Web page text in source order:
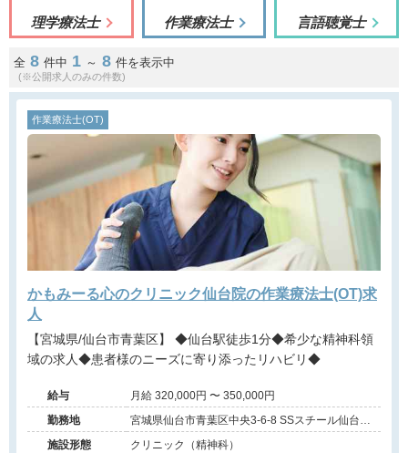
理学療法士 作業療法士 言語聴覚士
全 8 件中 1 ～ 8 件を表示中
(※公開求人のみの件数)
作業療法士(OT)
かもみーる心のクリニック仙台院の作業療法士(OT)求
人
【宮城県/仙台市青葉区】 ◆仙台駅徒歩1分◆希少な精神科領
域の求人◆患者様のニーズに寄り添ったリハビリ◆
給与
月給 320,000円 〜 350,000円
勤務地
宮城県仙台市青葉区中央3-6-8 SSスチール仙台駅
前ビルⅡ 3F
施設形態
クリニック（精神科）